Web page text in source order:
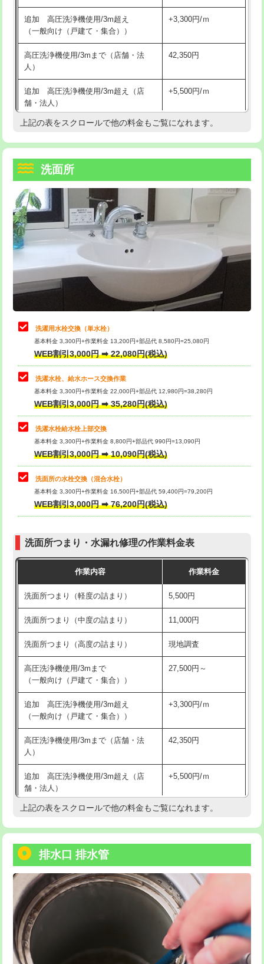
マス交換（深さ50㎝以上） 66,000円
コンクリート斫り（厚さ10㎝まで） 27,500円
コンクリート斫り（厚さ10㎝超え）
モルタル補修（厚さ10㎝まで）
モルタル補修（厚さ10㎝超え） 38,500円
洗面台設置 38,500円
追加人工
廃棄・処分 現場見積
※給水管工事は20mmまでの価格です。
持込商品取付（混合水栓） 16,500円
給水管工事※（ホール加工)
給水管工事※（バンド止め) 3,300円
給水管工事※（支持金具設置) 5,500円
給水管工事※（保温材使用（バンド止
め込み）)
5,500円
給水管工事※（土の掘削・埋め戻し作
業)
11,000円
給水管工事※（塩ビ管（VP・HI）使
用/3ｍまで)
33,000円
給水管工事※（塩ビ管（VP・HI）使
用（追加）/3ｍ超え)
給水管工事※（ライニング鋼管・銅
管・ポリ管・HT管使用/3ｍまで)
44,000円
給水管工事※（ライニング鋼管・銅
管・ポリ管・HT管使用/3ｍ超え)
排水管工事（土の掘削・埋め戻し作
業）
排水管工事（排水管工事/3ｍまで） 55,000円
排水管工事（追加 排水管工事/3ｍ超
え）
マス交換（土の掘削・埋め戻し作業）
マス交換（深さ50㎝未満）
マス交換（深さ50㎝以上）
モルタル補修（厚さ10㎝まで） 27,500円
モルタル補修（厚さ10㎝超え） 38,500円
洗面台設置 38,500円
バスタブ設置 現場見積
追加人工 16,500円
廃棄・処分
※給水管工事は20mmまでの価格です。
追加 高圧洗浄機使用/3m超え
（一般向け（戸建て・集合））
+3,300円/ｍ
高圧洗浄機使用/3mまで（店舗・法
人）
42,350円
追加 高圧洗浄機使用/3m超え（店
舗・法人）
+5,500円/ｍ
高度高圧洗浄換 現地調査
トーラー機使用/3mまで
追加トーラー機使用/3m超え +3,300円
カメラ調査 33,000円
桝清掃
止水・漏水調査・防水処理・清掃・修
理・調整・分解・加工など（軽作業）
11,000円
止水・漏水調査・防水処理・清掃・修
理・調整・分解・加工など（中作業）
22,000円
止水・漏水調査・防水処理・清掃・修
理・調整・分解・加工など（重作業）
33,000円
キッチンタンク脱着
その他部品の脱着
交換・取付（タンク）
交換・取付(単水栓（壁付・デッキ
式）)
交換・取付(混合水栓（壁付・デッキ
式・ワンホール）)
16,500円+材料費
（P/S/ポップアップ））
交換・取付（その他部品） 11,000円+材料費
持込商品取付（単水栓） 13,200円
持込商品取付（混合水栓） 16,500円
持込商品取付（浄水器・分岐水栓） 16,500円
給水管工事※（ホール加工) 16,500円
給水管工事※（バンド止め)
給水管工事※（支持金具設置) 5,500円
給水管工事※（保温材使用（バンド止
め込み）)
5,500円
給水管工事※（土の掘削・埋め戻し作
業)
11,000円
給水管工事※（塩ビ管（VP・HI）使
用/3ｍまで)
用（追加）/3ｍ超え)
給水管工事※（ライニング鋼管・銅
管・ポリ管・HT管使用/3ｍまで)
44,000円
給水管工事※（ライニング鋼管・銅
管・ポリ管・HT管使用/3ｍ超え)
+8,800円
排水管工事（土の掘削・埋め戻し作
業）
11,000円~
上記の表をスクロールで他の料金もご覧になれます。
洗面所
洗濯用水栓交換（単水栓）
基本料金 3,300円+作業料金 13,200円+部品代 8,580円=25,080円
WEB割引3,000円 ➡ 22,080円(税込)
洗濯水栓、給水ホース交換作業
基本料金 3,300円+作業料金 22,000円+部品代 12,980円=38,280円
WEB割引3,000円 ➡ 35,280円(税込)
洗濯水栓給水栓上部交換
基本料金 3,300円+作業料金 8,800円+部品代 990円=13,090円
WEB割引3,000円 ➡ 10,090円(税込)
洗面所の水栓交換（混合水栓）
基本料金 3,300円+作業料金 16,500円+部品代 59,400円=79,200円
WEB割引3,000円 ➡ 76,200円(税込)
洗面所つまり・水漏れ修理の作業料金表
作業内容 作業料金
洗面所つまり（軽度の詰まり） 5,500円
洗面所つまり（中度の詰まり） 11,000円
洗面所つまり（高度の詰まり） 現地調査
高圧洗浄機使用/3mまで
（一般向け（戸建て・集合））
27,500円～
追加 高圧洗浄機使用/3m超え
（一般向け（戸建て・集合））
+3,300円/ｍ
高圧洗浄機使用/3mまで（店舗・法
人）
42,350円
追加 高圧洗浄機使用/3m超え（店
舗・法人）
+5,500円/ｍ
高度高圧洗浄換 現地調査
トーラー機使用/3mまで
追加トーラー機使用/3m超え +3,300円
カメラ調査 33,000円
桝清掃 8,800円
止水・漏水調査・防水処理・清掃・修
11,000円
上記の表をスクロールで他の料金もご覧になれます。
排水口 排水管